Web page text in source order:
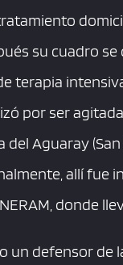
su cuadro
terapia
por ser
Aguaray
allí fue
donde
un defensor de